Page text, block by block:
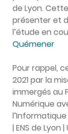
de Lyon.
présenter et
l’étude en
Quémener
Pour rappel,
2021 par la
immergés au
Numérique
l’Informatique
| ENS de Lyon |